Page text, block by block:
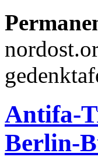
Antifa-
Berlin-